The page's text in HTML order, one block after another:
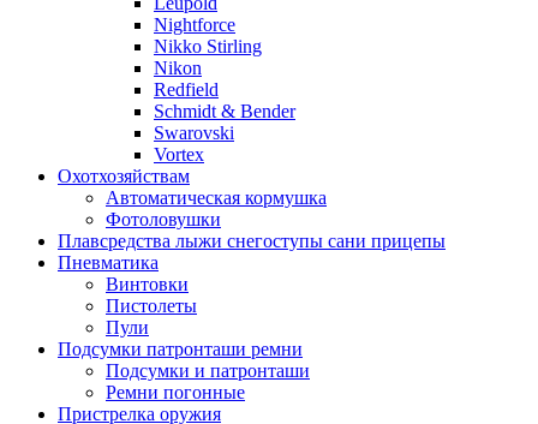
Nightforce
Nikko Stirling
Nikon
Redfield
Schmidt & Bender
Swarovski
Vortex
Охотхозяйствам
Автоматическая кормушка
Фотоловушки
Плавсредства лыжи снегоступы сани прицепы
Пневматика
Винтовки
Пистолеты
Пули
Подсумки патронташи ремни
Подсумки и патронташи
Ремни погонные
Пристрелка оружия